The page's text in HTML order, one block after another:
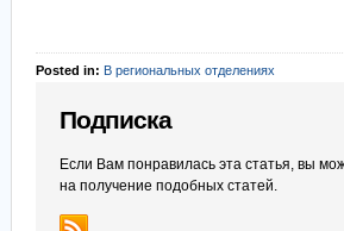
Posted in: В региональных отделениях
Подписка
Если Вам понравилась эта статья, вы
на получение подобных статей.